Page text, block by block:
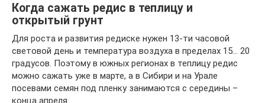
Когда сажать редис в теплицу и
открытый грунт
Для роста и развития редиске нужен 13-ти часовой
световой день и температура воздуха в пределах 15… 20
градусов. Поэтому в южных регионах в теплицу редис
можно сажать уже в марте, а в Сибири и на Урале
посевами семян под пленку занимаются с середины –
конца апреля.